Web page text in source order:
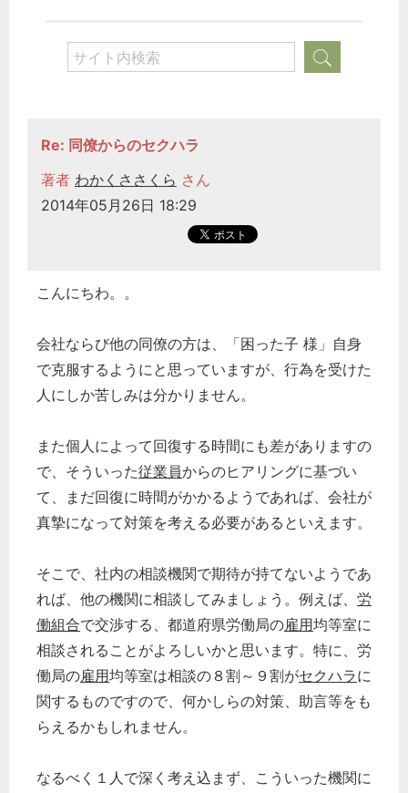
Re: 同僚からのセクハラ
著者 わかくささくら さん
2014年05月26日 18:29
こんにちわ。。
会社ならび他の同僚の方は、「困った子 様」自身
で克服するようにと思っていますが、行為を受けた
人にしか苦しみは分かりません。
また個人によって回復する時間にも差がありますの
で、そういった従業員からのヒアリングに基づい
て、まだ回復に時間がかかるようであれば、会社が
真摯になって対策を考える必要があるといえます。
そこで、社内の相談機関で期待が持てないようであ
れば、他の機関に相談してみましょう。例えば、 労
働組合で交渉する、都道府県労働局の雇用均等室に
相談されることがよろしいかと思います。特に、労
働局の雇用均等室は相談の８割～９割がセクハラに
関するものですので、何かしらの対策、助言等をも
らえるかもしれません。
なるべく１人で深く考え込まず、こういった機関に